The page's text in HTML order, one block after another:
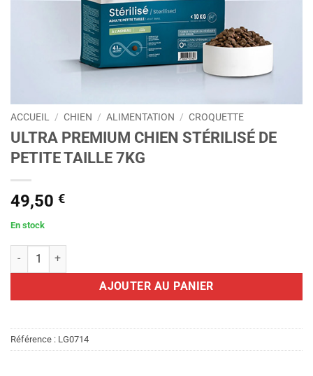
ACCUEIL / CHIEN / ALIMENTATION / CROQUETTE
ULTRA PREMIUM CHIEN STÉRILISÉ DE
PETITE TAILLE 7KG
49,50 €
En stock
quantité de ULTRA PREMIUM CHIEN STÉRILISÉ DE PETITE TAILLE
AJOUTER AU PANIER
Référence : LG0714